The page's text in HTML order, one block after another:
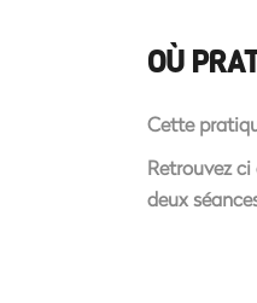
OÙ
Cette
Retrouvez
deux